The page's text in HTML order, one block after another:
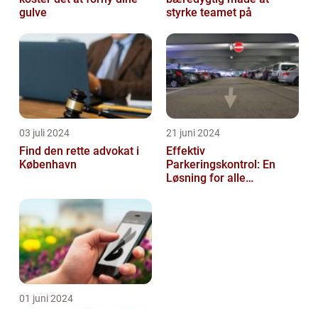
gulve
styrke teamet på
03 juli 2024
Find den rette advokat i
København
21 juni 2024
Effektiv
Parkeringskontrol: En
Løsning for alle
01 juni 2024